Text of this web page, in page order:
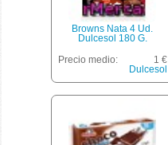
Browns Nata 4 Ud.
Dulcesol 180 G.
Precio medio:
1 €
Dulcesol